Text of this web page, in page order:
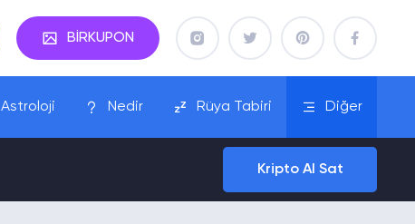
BİRKUPON
Astroloji Nedir Rüya Tabiri Diğer
Kripto Al Sat